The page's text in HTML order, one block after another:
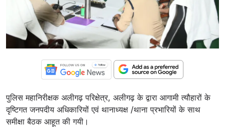
पुलिस महानिरीक्षक अलीगढ़ परिक्षेत्र, अलीगढ़ के द्वारा आगामी त्यौहारों के
दृष्टिगत जनपदीय अधिकारियों एवं थानाध्यक्ष /थाना प्रभारियों के साथ
समीक्षा बैठक आहूत की गयी।